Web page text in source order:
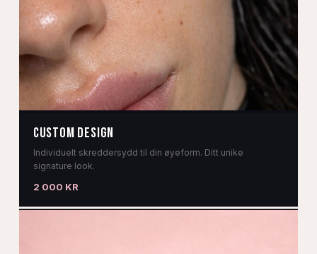
CUSTOM DESIGN
Individuelt skreddersydd til din øyeform. Ditt unike
signature look.
2 000 KR